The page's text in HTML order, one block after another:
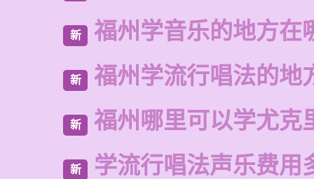
新 福州学音乐的地方在
新 福州学流行唱法的地
新 福州哪里可以学尤克
新 学流行唱法声乐费用